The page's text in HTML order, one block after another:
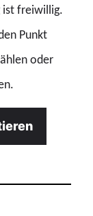
die Joint
im Kampf
Die
Ansicht der
steigern. „JITs
der
ist freiwillig.
Punkt
oder